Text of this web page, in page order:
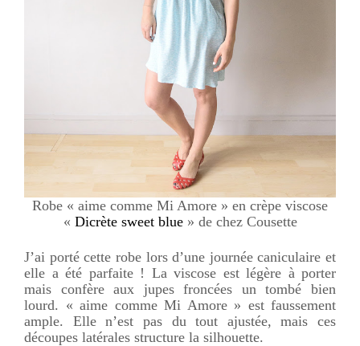
Robe « aime comme Mi Amore » en crèpe viscose
« Dicrète sweet blue» de chez Cousette
J’ai porté cette robe lors d’une journée caniculaire et
elle a été parfaite ! La viscose est légère à porter
mais confère aux jupes froncées un tombé bien
lourd. « aime comme Mi Amore » est faussement
ample. Elle n’est pas du tout ajustée, mais ces
découpes latérales structure la silhouette.